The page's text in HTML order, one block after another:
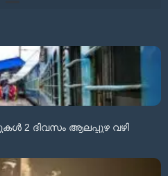
2 ദിവസം ആലപ്പുഴ വഴി